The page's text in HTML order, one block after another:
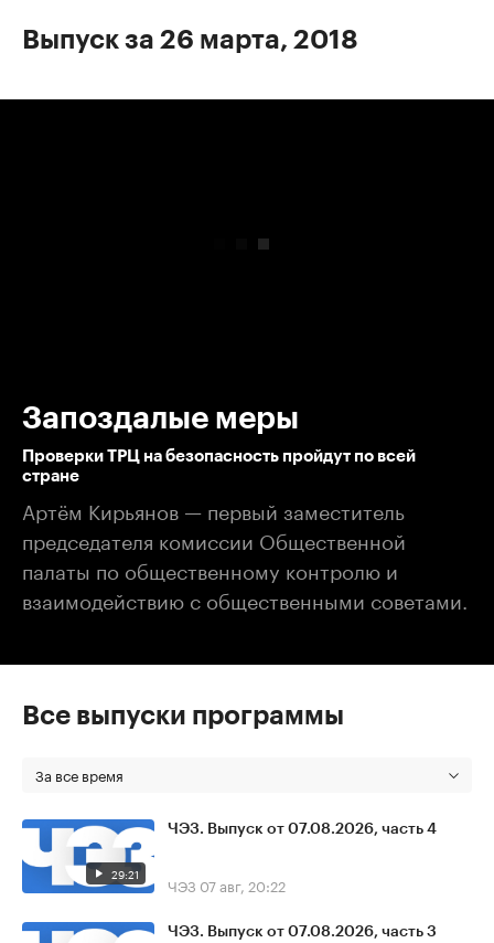
Выпуск за 26 марта, 2018
Запоздалые меры
Проверки ТРЦ на безопасность пройдут по всей
стране
Артём Кирьянов — первый заместитель
председателя комиссии Общественной
палаты по общественному контролю и
взаимодействию с общественными советами.
Все выпуски программы
За все время
29:21
ЧЭЗ. Выпуск от 07.08.2026, часть 4
ЧЭЗ 07 авг, 20:22
ЧЭЗ. Выпуск от 07.08.2026, часть 3